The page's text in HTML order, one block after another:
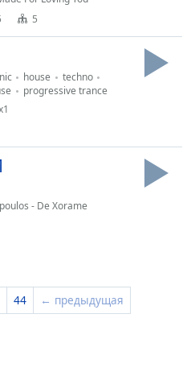
5
house
techno
progressive trance
- De Xorame
44 ← предыдущая